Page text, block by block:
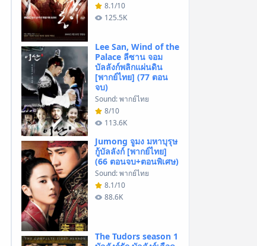
8.1/10
125.5K
Lee San, Wind of the
Palace ลีซาน จอม
บัลลังก์พลิกแผ่นดิน
[พากย์ไทย] (77 ตอน
จบ)
Sound: พากย์ไทย
8/10
113.6K
Jumong จูมง มหาบุรุษ
กู้บัลลังก์ [พากย์ไทย]
(66 ตอนจบ+ตอนพิเศษ)
Sound: พากย์ไทย
8.1/10
88.6K
The Tudors season 1